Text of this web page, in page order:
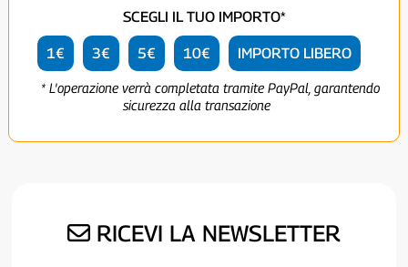
SCEGLI IL TUO IMPORTO*
1€ 3€ 5€ 10€ IMPORTO LIBERO
* L'operazione verrà completata tramite PayPal, garantendo
sicurezza alla transazione
RICEVI LA NEWSLETTER